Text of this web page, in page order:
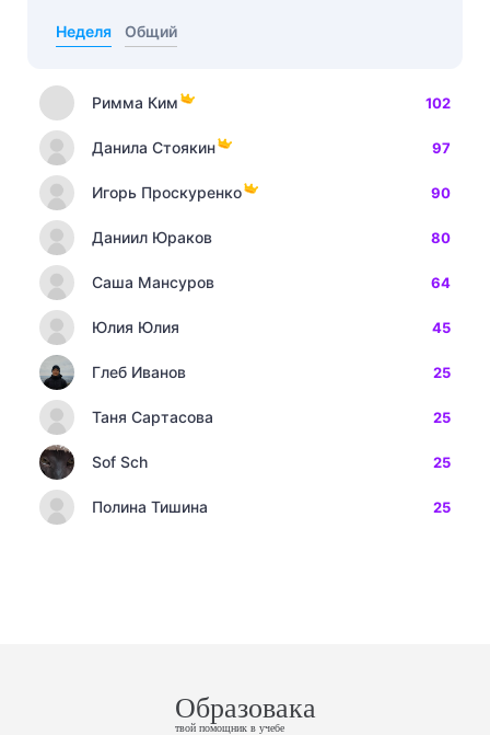
Неделя Общий
Римма Ким 102
Данила Стоякин 97
Игорь Проскуренко 90
Даниил Юраков 80
Саша Мансуров 64
Юлия Юлия 45
Глеб Иванов 25
Таня Сартасова 25
Sof Sch 25
Полина Тишина 25
Образовака
твой помощник в учебе